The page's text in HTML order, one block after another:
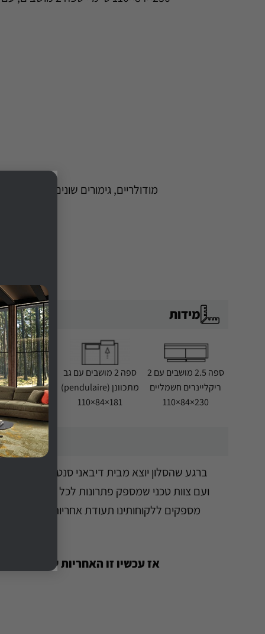
ש
ם
*
מודולריים, גימורים שונים וצבעי בד
מידות
ספה 2.5 מושבים עם 2
ריקליינרים חשמליים
230×84×110
ספה 2 מושבים עם גב
מתכוונן (pendulaire)
181×84×110
ברגע שהסלון יוצא מבית דיבאני סנטר אל ביתכם
ועם צוות טכני שמספק פתרונות לכל בעיה. עם
מספקים ללקוחותינו תעודת אחריות הכוללת את
אז עכשיו זו האחריות שלכם –